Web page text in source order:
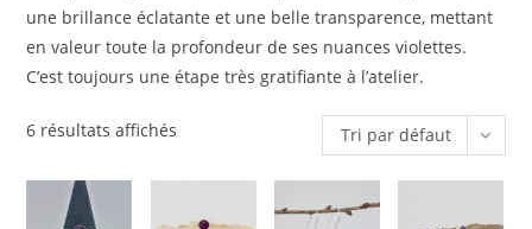
une brillance éclatante et une belle transparence, mettant
en valeur toute la profondeur de ses nuances violettes.
C’est toujours une étape très gratifiante à l’atelier.
6 résultats affichés Tri par défaut